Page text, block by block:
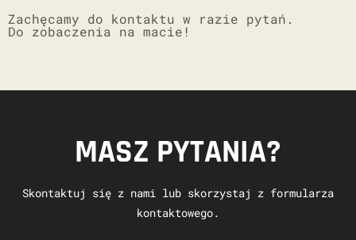
Zachęcamy do kontaktu w razie pytań.
Do zobaczenia na macie!
MASZ PYTANIA?
Skontaktuj się z nami lub skorzystaj z formularza
kontaktowego.